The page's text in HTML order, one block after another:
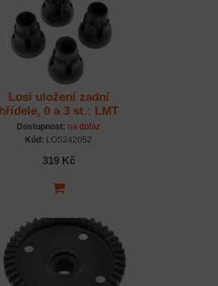
Losi uložení zadní
hřídele, 0 a 3 st.: LMT
Dostupnost: na dotaz
Kód: LOS242052
319 Kč